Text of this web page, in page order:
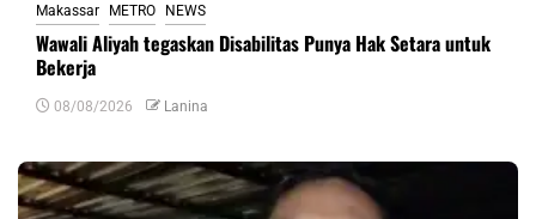
Makassar METRO NEWS
Wawali Aliyah tegaskan Disabilitas Punya Hak Setara untuk
Bekerja
08/08/2026 Lanina